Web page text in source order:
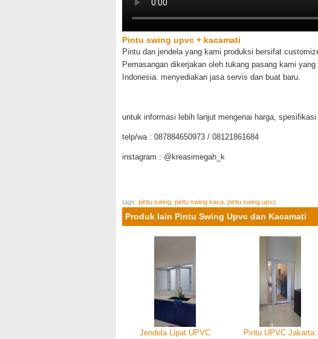
Pintu swing upvc + kacamati
Pintu dan jendela yang kami produksi bersifat
Pemasangan dikerjakan oleh tukang pasang kami
Indonesia. menyediakan jasa servis dan buat baru.
untuk informasi lebih lanjut mengenai harga,
telp/wa : 087884650973 / 08121861684
instagram : @kreasimegah_k
tags: pintu swing pintu swing kaca pintu swing upvc
Produk lain Pintu Swing Upvc dan Kacamati
Jendela Lipat UPVC
Pintu UPVC Jakarta: